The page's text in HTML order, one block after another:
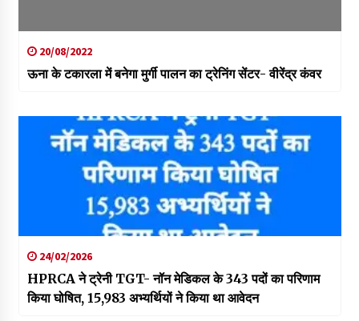
20/08/2022
ऊना के टकारला में बनेगा मुर्गी पालन का ट्रेनिंग सेंटर- वीरेंद्र कंवर
24/02/2026
HPRCA ने ट्रेनी TGT- नॉन मेडिकल के 343 पदों का परिणाम
किया घोषित, 15,983 अभ्यर्थियों ने किया था आवेदन